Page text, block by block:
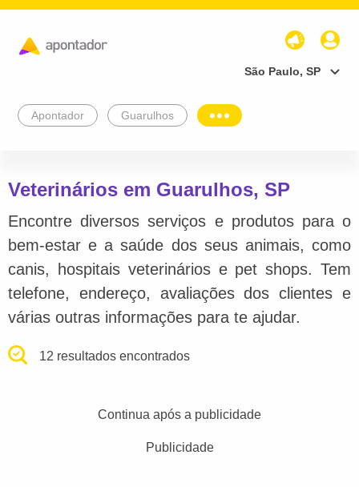
São Paulo, SP
Apontador Guarulhos
Veterinários em Guarulhos, SP
Encontre diversos serviços e produtos para o
bem-estar e a saúde dos seus animais, como
canis, hospitais veterinários e pet shops. Tem
telefone, endereço, avaliações dos clientes e
várias outras informações para te ajudar.
12 resultados encontrados
Continua após a publicidade
Publicidade